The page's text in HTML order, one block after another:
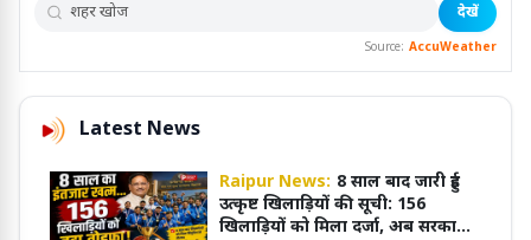
देखें
Source: AccuWeather
Latest News
Raipur News: 8 साल बाद जारी हुई
उत्कृष्ट खिलाड़ियों की सूची: 156
खिलाड़ियों को मिला दर्जा, अब सरकारी